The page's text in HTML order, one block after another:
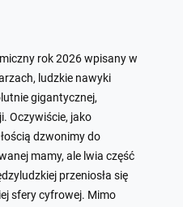
rok 2026 wpisany w
ludzkie nawyki
gigantycznej,
Oczywiście, jako
dzwonimy do
mamy, ale lwia część
przeniosła się
sfery cyfrowej. Mimo